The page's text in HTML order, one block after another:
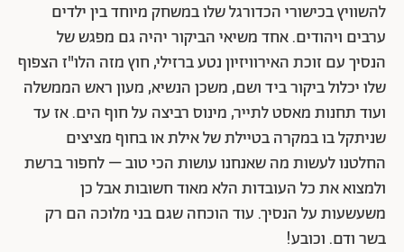
להשוויץ בכישורי הכדורגל שלו במשחק מיוחד בין ילדים
ערבים ויהודים. אחד משיאי הביקור יהיה גם מפגש של
הנסיך עם זוכת האירוויזיון נטע ברזילי, חוץ מזה הלו"ז הצפוף
שלו יכלול ביקור ביד ושם, משכן הנשיא, מעון ראש הממשלה
ועוד תחנות מאסט לתייר, מינוס רביצה על חוף הים. אז עד
שניתקל בו במקרה בטיילת של אילת או בחוף מציצים
החלטנו לעשות מה שאנחנו עושות הכי טוב – לחפור ברשת
ולמצוא את כל העובדות הלא מאוד חשובות אבל כן
משעשעות על הנסיך. עוד הוכחה שגם בני מלוכה הם רק
בשר ודם. וכובע!